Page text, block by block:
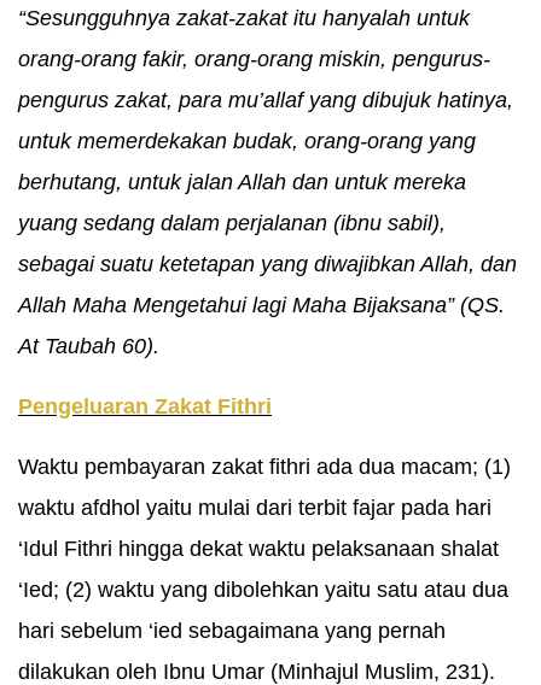
“Sesungguhnya zakat-zakat itu hanyalah untuk
orang-orang fakir, orang-orang miskin, pengurus-
pengurus zakat, para mu’allaf yang dibujuk hatinya,
untuk memerdekakan budak, orang-orang yang
berhutang, untuk jalan Allah dan untuk mereka
yuang sedang dalam perjalanan (ibnu sabil),
sebagai suatu ketetapan yang diwajibkan Allah, dan
Allah Maha Mengetahui lagi Maha Bijaksana” (QS.
At Taubah 60).
Pengeluaran Zakat Fithri
Waktu pembayaran zakat fithri ada dua macam; (1)
waktu afdhol yaitu mulai dari terbit fajar pada hari
‘Idul Fithri hingga dekat waktu pelaksanaan shalat
‘Ied; (2) waktu yang dibolehkan yaitu satu atau dua
hari sebelum ‘ied sebagaimana yang pernah
dilakukan oleh Ibnu Umar (Minhajul Muslim, 231).